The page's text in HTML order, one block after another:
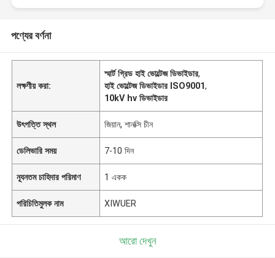
পণ্যের বর্ণনা
লক্ষণীয় করা:
স্মার্ট গ্রিড হাই ভোল্টেজ ডিভাইডার,
হাই ভোল্টেজ ডিভাইডার ISO9001,
10kV hv ডিভাইডার
উৎপত্তি স্থল জিয়ান, শানক্সি চীন
ডেলিভারি সময় 7-10 দিন
ন্যূনতম চাহিদার পরিমাণ 1 একক
পরিচিতিমুলক নাম XIWUER
আরো দেখুন